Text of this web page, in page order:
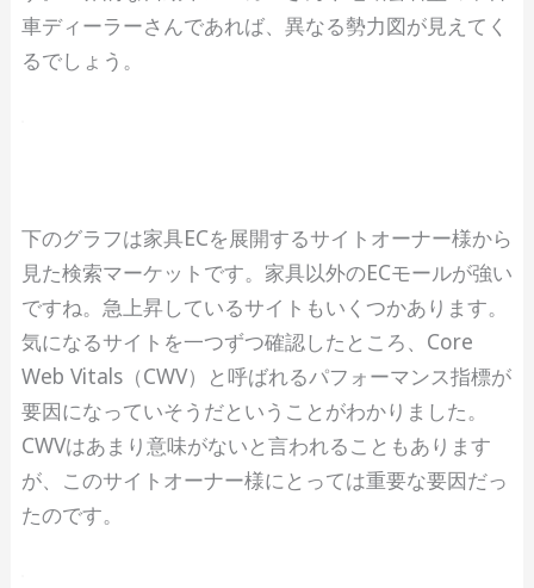
車ディーラーさんであれば、異なる勢力図が見えてく
るでしょう。
下のグラフは家具ECを展開するサイトオーナー様から
見た検索マーケットです。家具以外のECモールが強い
ですね。急上昇しているサイトもいくつかあります。
気になるサイトを一つずつ確認したところ、Core
Web Vitals（CWV）と呼ばれるパフォーマンス指標が
要因になっていそうだということがわかりました。
CWVはあまり意味がないと言われることもあります
が、このサイトオーナー様にとっては重要な要因だっ
たのです。